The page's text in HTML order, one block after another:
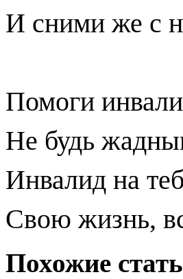
И сними же с
Помоги
Не будь
Инвалид на
Свою жизнь,
Похожие